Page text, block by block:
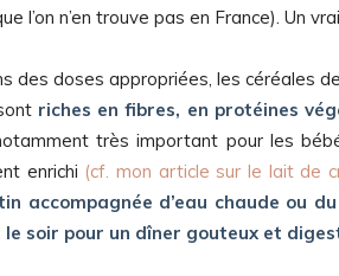
l’on n’en trouve pas en France). Un
des doses appropriées, les céréales
riches en fibres, en protéines
très important pour les
enrichi (cf. mon article sur le lait de
accompagnée d’eau chaude ou
le soir pour un dîner gouteux et